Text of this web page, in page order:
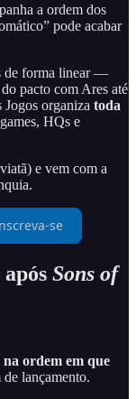
a ordem dos
pode acabar
de forma linear —
pacto com Ares até
organiza toda
HQs e
e vem com a
se
Sons of
na ordem em que
lançamento.